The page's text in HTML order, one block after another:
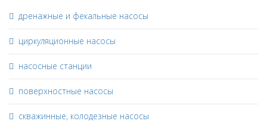
дренажные и фекальные насосы
циркуляционные насосы
насосные станции
поверхностные насосы
скважинные, колодезные насосы